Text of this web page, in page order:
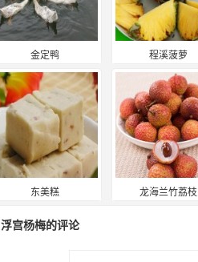
金定鸭 程溪菠萝
东美糕 龙海兰竹荔枝
浮宫杨梅的评论